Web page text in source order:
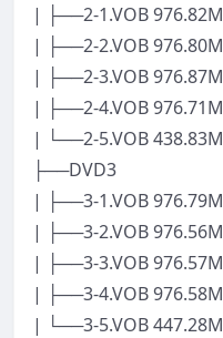
| ├──2-1.VOB 976.82M
| ├──2-2.VOB 976.80M
| ├──2-3.VOB 976.87M
| ├──2-4.VOB 976.71M
| └──2-5.VOB 438.83M
├──DVD3
| ├──3-1.VOB 976.79M
| ├──3-2.VOB 976.56M
| ├──3-3.VOB 976.57M
| ├──3-4.VOB 976.58M
| └──3-5.VOB 447.28M